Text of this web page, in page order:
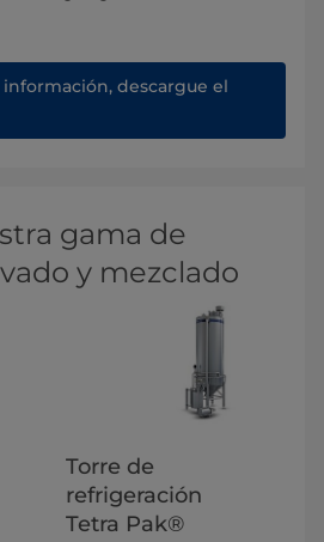
descargue el
gama de
y mezclado
Torre de
refrigeración
Tetra Pak®